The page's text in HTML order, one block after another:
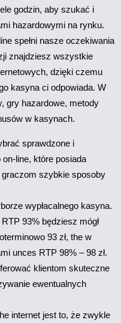
godzin, aby szukać i
hazardowymi na rynku.
spełni nasze oczekiwania
znajdziesz wszystkie
dzięki czemu
kasyna ci odpowiada. W
gry hazardowe, metody
w kasynach.
sprawdzone i
on-line, które posiada
graczom szybkie sposoby
wypłacalnеgо kasyna.
93% będziesz mógł
93 zł, the w
unces RTP 98% – 98 zł.
klientom skuteczne
ewentualnych
internet jest to, że zwykle